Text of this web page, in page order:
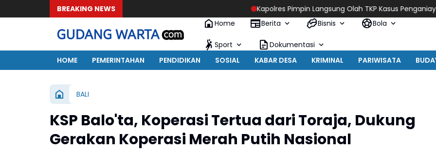
BREAKING NEWS
Kapolres Pimpin Langsung Olah TKP Kasus Penganiayaan Berujung
Home
Berita Bisnis Bola
Sport
Dokumentasi
HOME
PEMERINTAHAN PENDIDIKAN SOSIAL KABAR DESA KRIMINAL PARIWISATA
BALI
KSP Balo'ta, Koperasi Tertua dari Toraja, Dukung
Gerakan Koperasi Merah Putih Nasional